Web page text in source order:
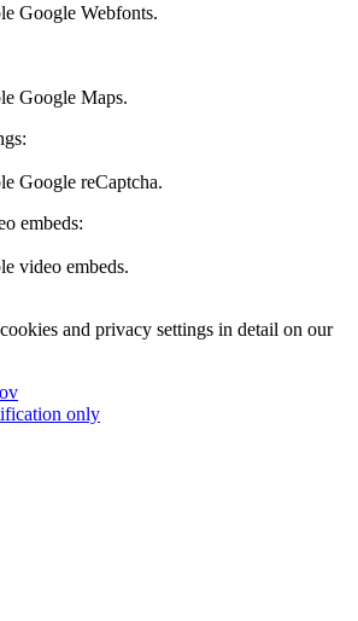
Google Webfonts.
Google Maps.
Google reCaptcha.
embeds:
video embeds.
and privacy settings in detail on our
only